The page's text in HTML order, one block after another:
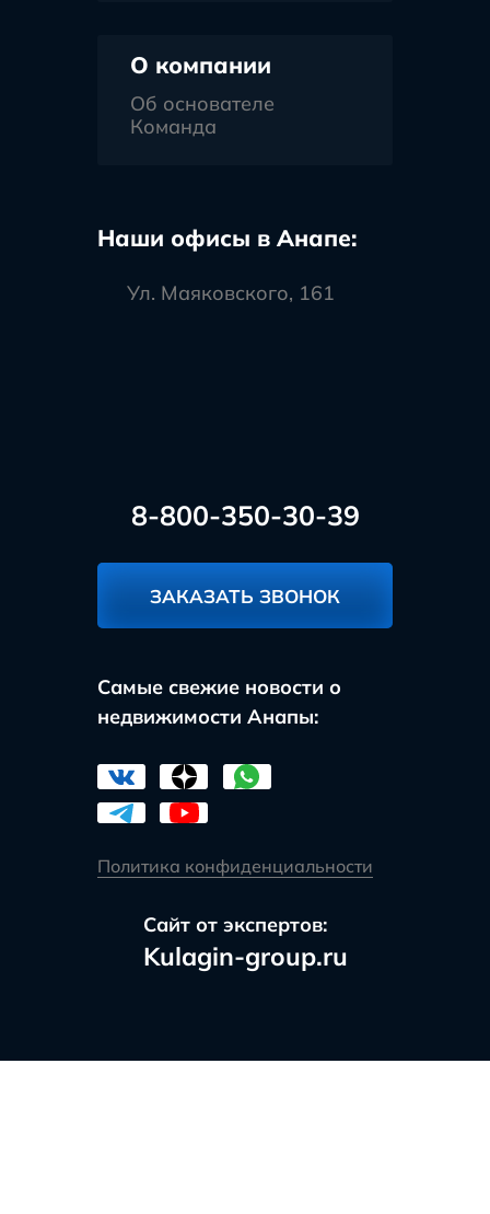
О компании
Об основателе
Команда
Наши офисы в Анапе:
Ул. Маяковского, 161
8-800-350-30-39
ЗАКАЗАТЬ ЗВОНОК
Самые свежие новости о
недвижимости Анапы:
Политика конфиденциальности
Сайт от экспертов:
Kulagin-group.ru